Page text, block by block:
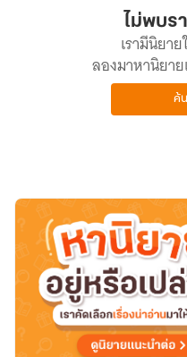
ไม่พบร
เรามีนิยา
ลองมาหานิยา
ค้